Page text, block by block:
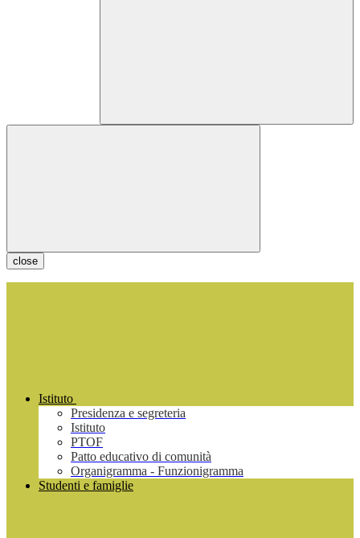
close
Istituto
Presidenza e segreteria
Istituto
PTOF
Patto educativo di comunità
Organigramma - Funzionigramma
Studenti e famiglie